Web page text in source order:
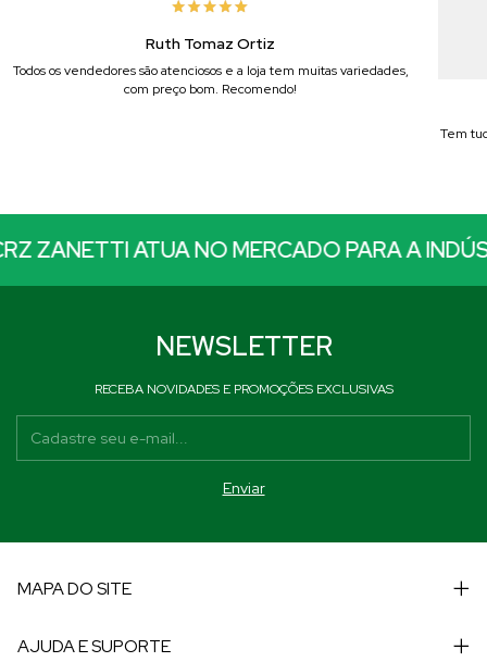
Ruth Tomaz Ortiz
Todos os vendedores são atenciosos e a loja tem muitas variedades,
com preço bom. Recomendo!
Tem
ATUA NO MERCADO PARA A
NEWSLETTER
RECEBA NOVIDADES E PROMOÇÕES EXCLUSIVAS
MAPA DO SITE
AJUDA E SUPORTE